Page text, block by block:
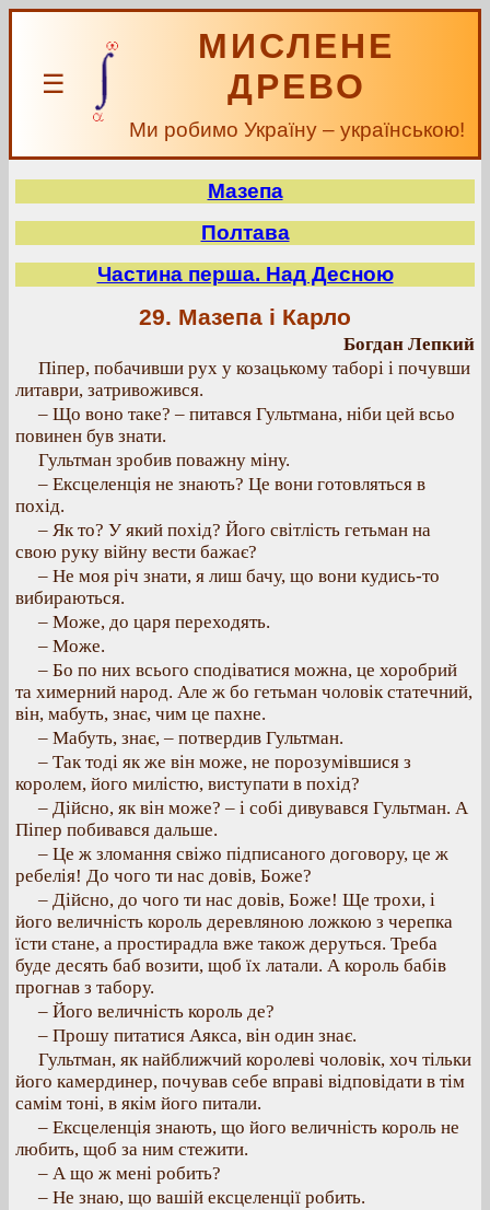
☰
МИСЛЕНЕ
ДРЕВО
Ми робимо Україну – українською!
Мазепа
Полтава
Частина перша. Над Десною
29. Мазепа і Карло
Богдан Лепкий
Піпер, побачивши рух у козацькому таборі і почувши
литаври, затривожився.
– Що воно таке? – питався Гультмана, ніби цей всьо
повинен був знати.
Гультман зробив поважну міну.
– Ексцеленція не знають? Це вони готовляться в
похід.
– Як то? У який похід? Його світлість гетьман на
свою руку війну вести бажає?
– Не моя річ знати, я лиш бачу, що вони кудись-то
вибираються.
– Може, до царя переходять.
– Може.
– Бо по них всього сподіватися можна, це хоробрий
та химерний народ. Але ж бо гетьман чоловік статечний,
він, мабуть, знає, чим це пахне.
– Мабуть, знає, – потвердив Гультман.
– Так тоді як же він може, не порозумівшися з
королем, його милістю, виступати в похід?
– Дійсно, як він може? – і собі дивувався Гультман. А
Піпер побивався дальше.
– Це ж зломання свіжо підписаного договору, це ж
ребелія! До чого ти нас довів, Боже?
– Дійсно, до чого ти нас довів, Боже! Ще трохи, і
його величність король деревляною ложкою з черепка
їсти стане, а простирадла вже також деруться. Треба
буде десять баб возити, щоб їх латали. А король бабів
прогнав з табору.
– Його величність король де?
– Прошу питатися Аякса, він один знає.
Гультман, як найближчий королеві чоловік, хоч тільки
його камердинер, почував себе вправі відповідати в тім
самім тоні, в якім його питали.
– Ексцеленція знають, що його величність король не
любить, щоб за ним стежити.
– А що ж мені робить?
– Не знаю, що вашій ексцеленції робить.